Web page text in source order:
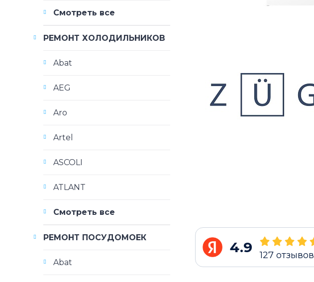
4.9 127 отзывов
Смотреть все
РЕМОНТ ХОЛОДИЛЬНИКОВ
Abat
AEG
Aro
Artel
ASCOLI
ATLANT
Смотреть все
РЕМОНТ ПОСУДОМОЕК
Abat